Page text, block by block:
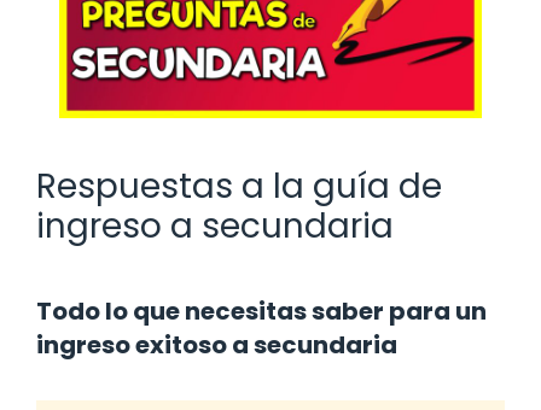
Respuestas a la guía de
ingreso a secundaria
Todo lo que necesitas saber para un
ingreso exitoso a secundaria